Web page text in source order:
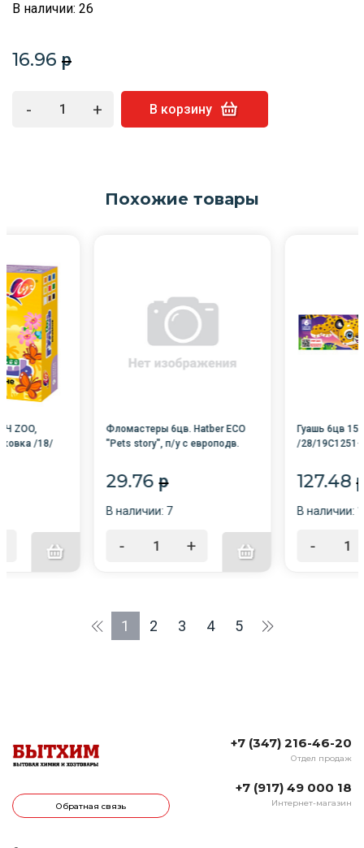
В наличии: 26
16.96 p
- + В корзину
Похожие товары
ZOO,
/18/
Фломастеры 6цв. Hatber ECO
"Pets story", п/у с европодв.
29.76 p
В наличии: 7
- +
Гуашь 6цв
/28/19С1251-
127.48
В наличии:
-
1 2 3 4 5
Обратная связь
+7 (347) 216-46-20
Отдел продаж
+7 (917) 49 000 18
Интернет-магазин